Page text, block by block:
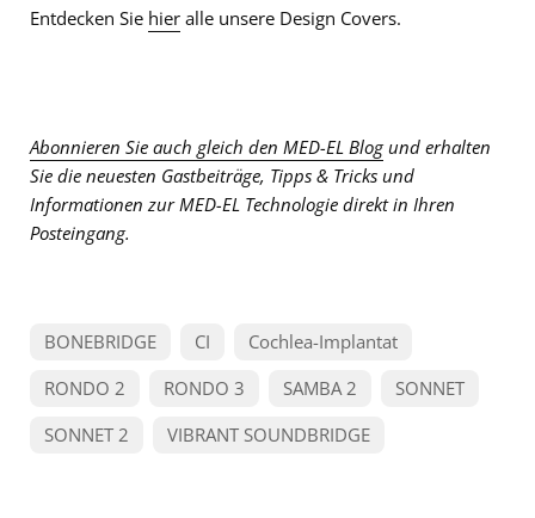
Entdecken Sie hier alle unsere Design Covers.
Abonnieren Sie auch gleich den MED-EL Blogund erhalten
Sie die neuesten Gastbeiträge, Tipps & Tricks und
Informationen zur MED-EL Technologie direkt in Ihren
Posteingang.
BONEBRIDGE CI
Cochlea-Implantat
RONDO 2
RONDO 3 SAMBA 2
SONNET
SONNET 2
VIBRANT SOUNDBRIDGE